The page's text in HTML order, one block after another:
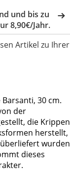
und bis zu
8,90€/Jahr.
Artikel zu Ihrer
30 cm.
der
die Krippen
herstellt,
dieses